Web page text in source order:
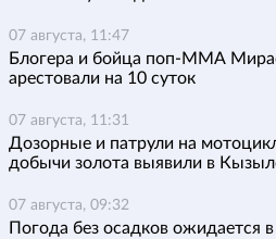
07 августа, 11:47
Блогера и бойца поп-ММА
арестовали на 10 суток
07 августа, 11:31
Дозорные и патрули на
добычи золота выявили в
07 августа, 09:32
Погода без осадков ожидается в